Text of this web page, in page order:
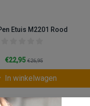
Etuis M2201 Rood
€22,95 €26,95
In winkelwagen